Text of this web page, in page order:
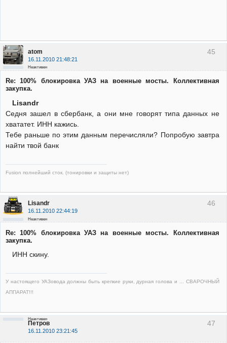
45
atom
16.11.2010 21:48:21
Неактивен
Re: 100% блокировка УАЗ на военные мосты. Коллективная
закупка.
Lisandr
Седня зашел в сбербанк, а они мне говорят типа данных не
хвататет. ИНН кажись.
Тебе раньше по этим данным перечисляли? Попробую завтра
найти твой банк
Fusion полнейший сток. (тонировки и защиты нет)
46
Lisandr
16.11.2010 22:44:19
Неактивен
Re: 100% блокировка УАЗ на военные мосты. Коллективная
закупка.
ИНН скину.
У настоящего УАЗовода должны быть крепкие руки, дурная голова и ... СВАРОЧНЫЙ
АППАРАТ!!!
47
Петров
16.11.2010 23:21:45
Неактивен